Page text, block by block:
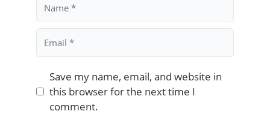
Save my name, email, and website in
this browser for the next time I
comment.